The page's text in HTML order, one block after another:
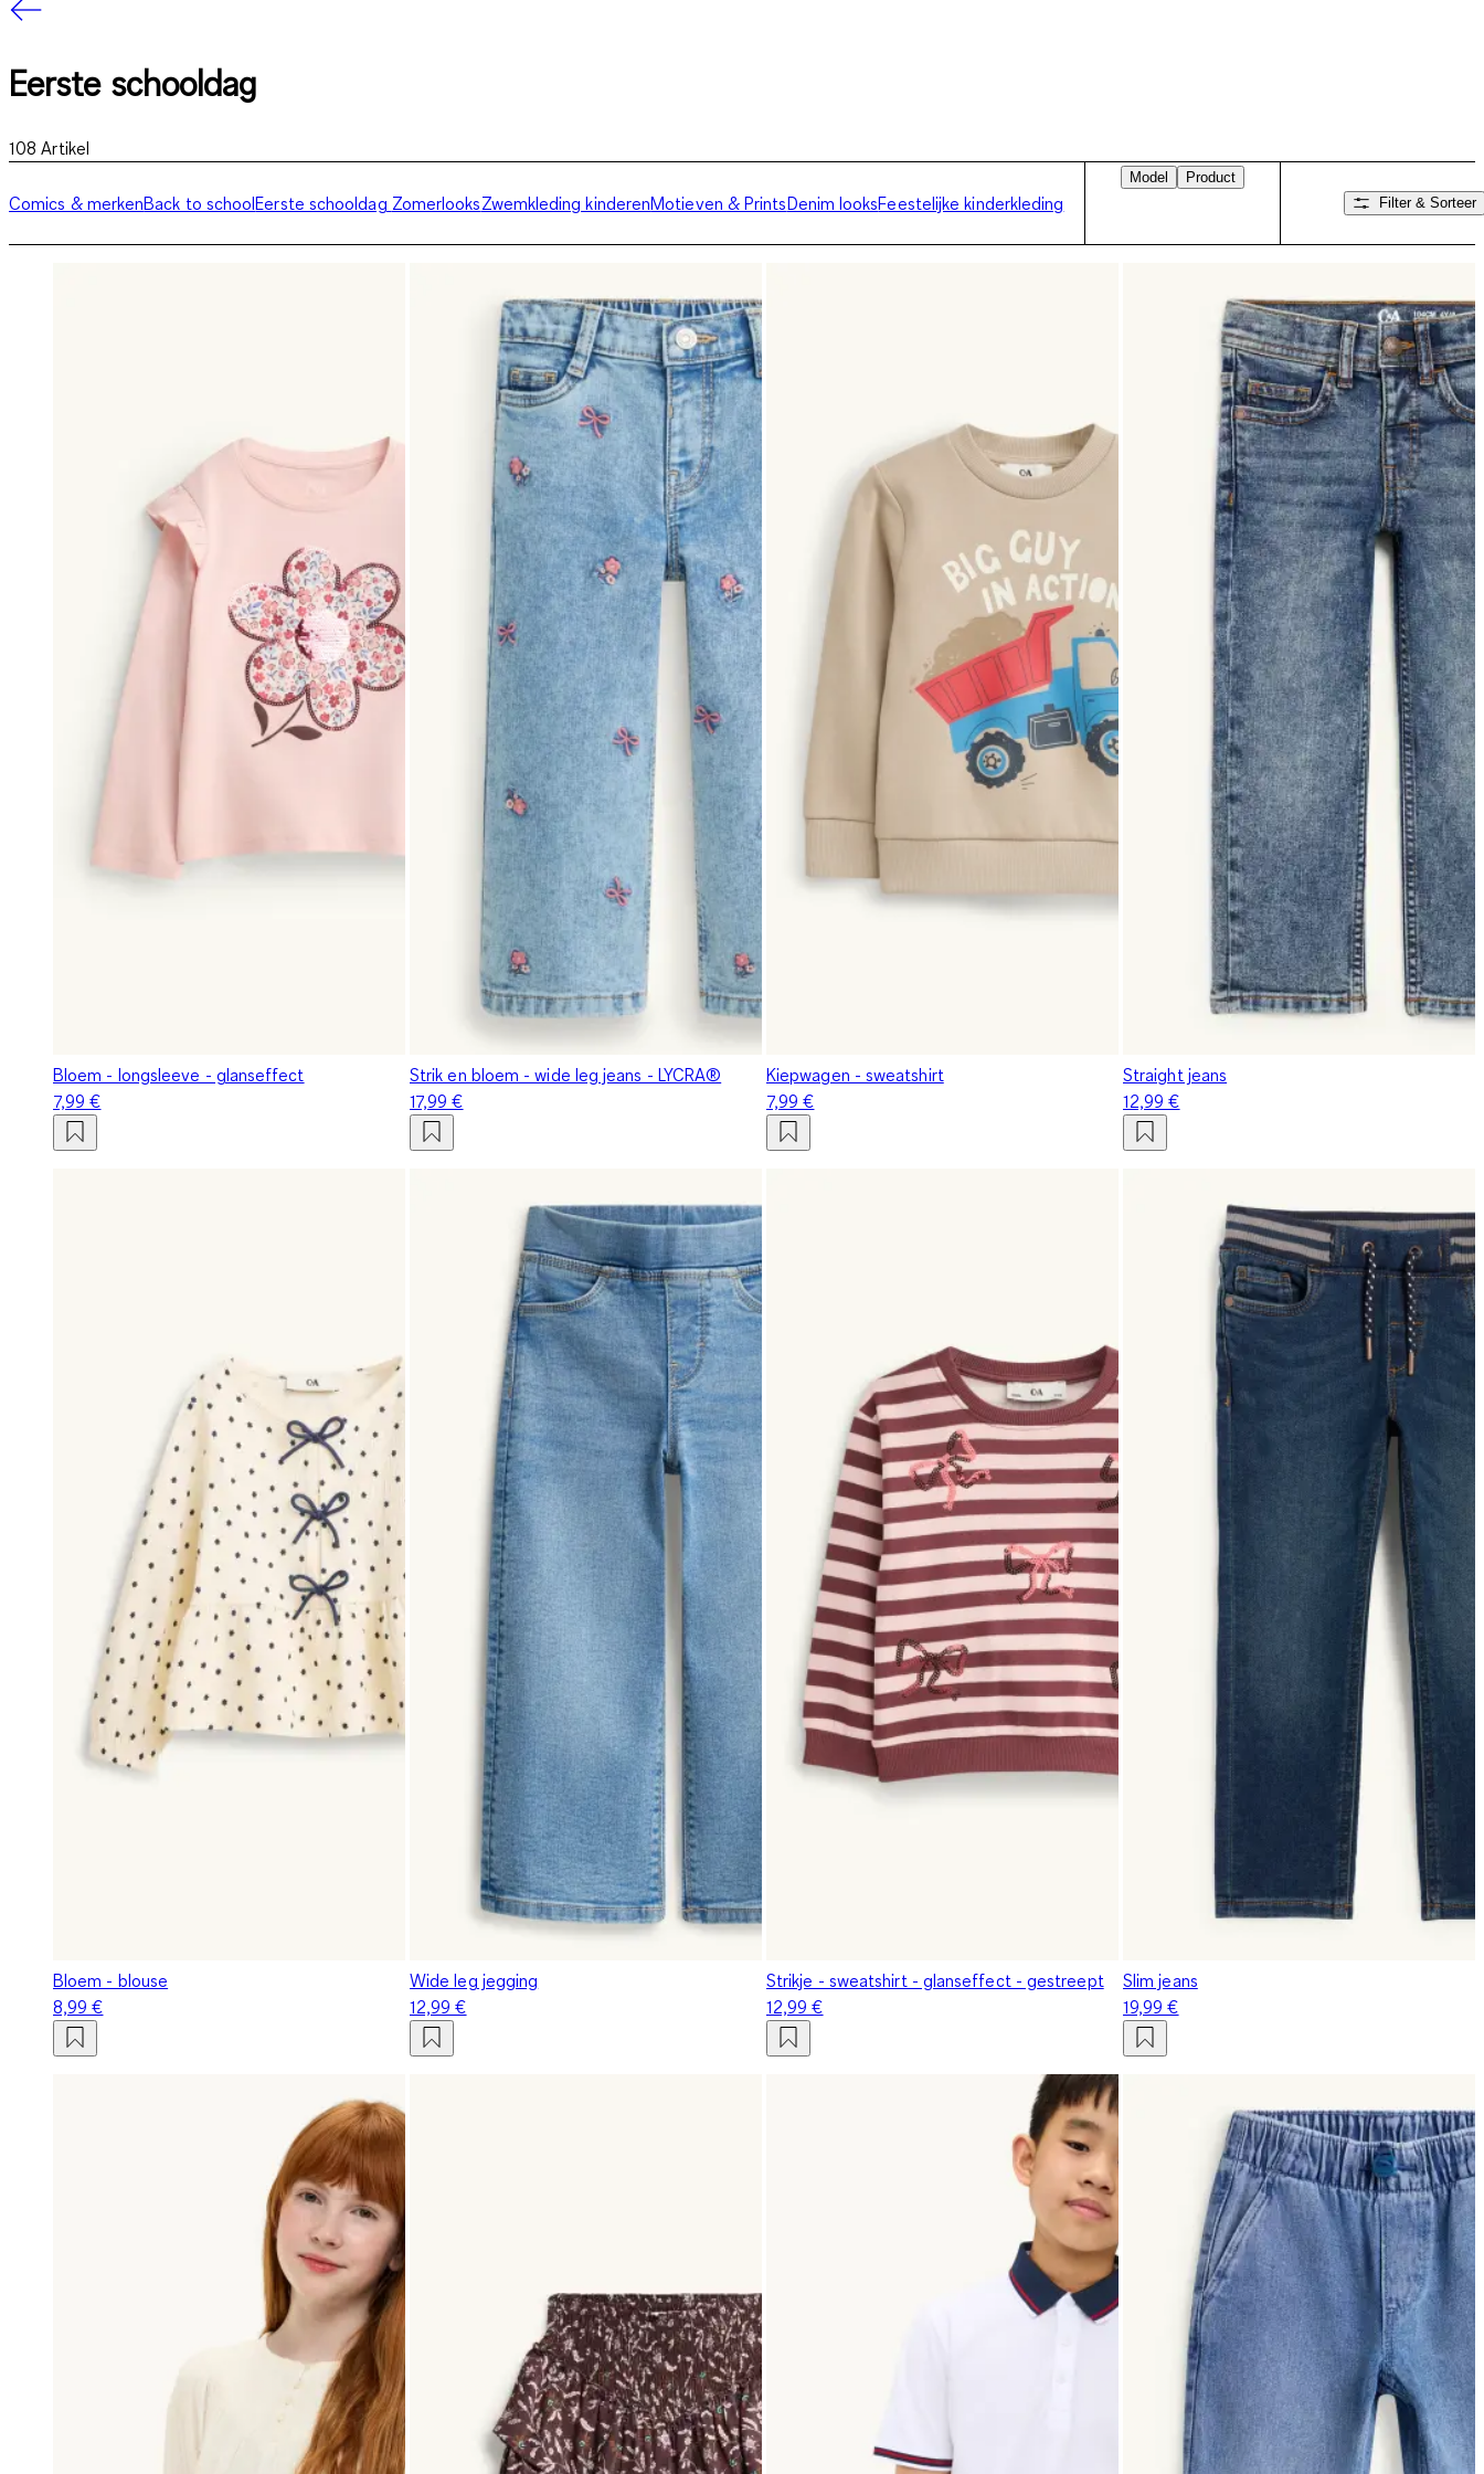
Eerste schooldag
108 Artikel
Comics & merkenBack to schoolEerste schooldag ZomerlooksZwemkleding kinderenMotieven & PrintsDenim looksFeestelijke kinderkleding
Model
Product
Filter & Sorteer
Bloem - longsleeve - glanseffect
7,99 €
Strik en bloem - wide leg jeans - LYCRA®
17,99 €
Kiepwagen - sweatshirt
7,99 €
Straight jeans
12,99 €
Bloem - blouse
8,99 €
Wide leg jegging
12,99 €
Strikje - sweatshirt - glanseffect - gestreept
12,99 €
Slim jeans
19,99 €